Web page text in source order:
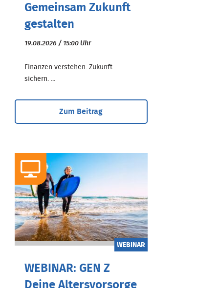
Gemeinsam Zukunft
gestalten
19.08.2026 / 15:00 Uhr
Finanzen verstehen. Zukunft
sichern. ...
Zum Beitrag
WEBINAR
WEBINAR: GEN Z
Deine Altersvorsorge